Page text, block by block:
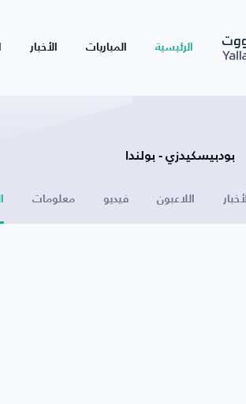
الرئيسية المباريات الأخبار
بودبيسكيدزي - بولندا
الأخبار اللاعبون فيديو معلومات